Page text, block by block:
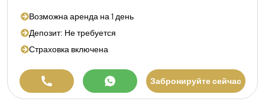
Возможна аренда на 1 день
Депозит: Не требуется
Страховка включена
Забронируйте сейчас